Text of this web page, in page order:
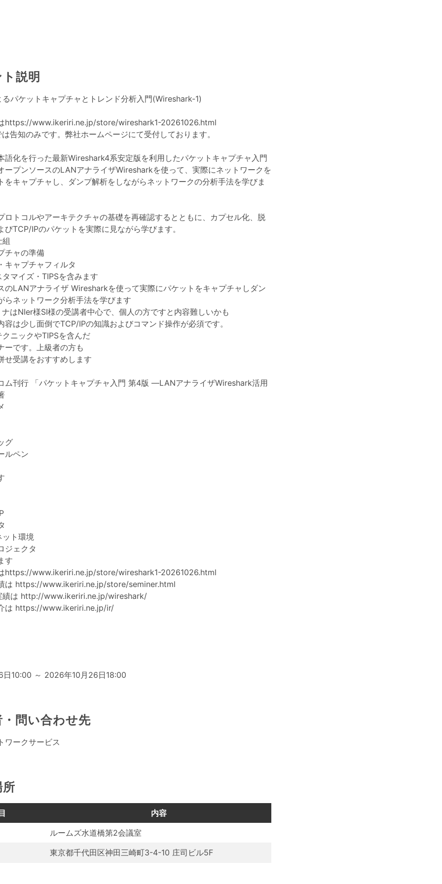
説明
パケットキャプチャとトレンド分析入門(Wireshark-1)
https://www.ikeriri.ne.jp/store/wireshark1-20261026.html
告知のみです。弊社ホームページにて受付しております。
語化を行った最新Wireshark4系安定版を利用したパケットキャプチャ入門
ープンソースのLANアナライザWiresharkを使って、実際にネットワークを
をキャプチャし、ダンプ解析をしながらネットワークの分析手法を学びま
ロトコルやアーキテクチャの基礎を再確認するとともに、カプセル化、脱
びTCP/IPのパケットを実際に見ながら学びます。
チャの準備
キャプチャフィルタ
マイズ・TIPSを含みます
のLANアナライザ Wiresharkを使って実際にパケットをキャプチャしダン
らネットワーク分析手法を学びます
はNIer様SI様の受講者中心で、個人の方ですと内容難しいかも
容は少し面倒でTCP/IPの知識およびコマンド操作が必須です。
ニックやTIPSを含んだ
ーです。上級者の方も
せ受講をおすすめします
ム刊行 「パケットキャプチャ入門 第4版 ―LANアナライザWireshark活用
グ
ルペン
ット環境
ジェクタ
す
https://www.ikeriri.ne.jp/store/wireshark1-20261026.html
は https://www.ikeriri.ne.jp/store/seminer.html
は http://www.ikeriri.ne.jp/wireshark/
は https://www.ikeriri.ne.jp/ir/
10:00 ～ 2026年10月26日18:00
・問い合わせ先
ワークサービス
内容
ルームズ水道橋第2会議室
東京都千代田区神田三崎町3-4-10 庄司ビル5F